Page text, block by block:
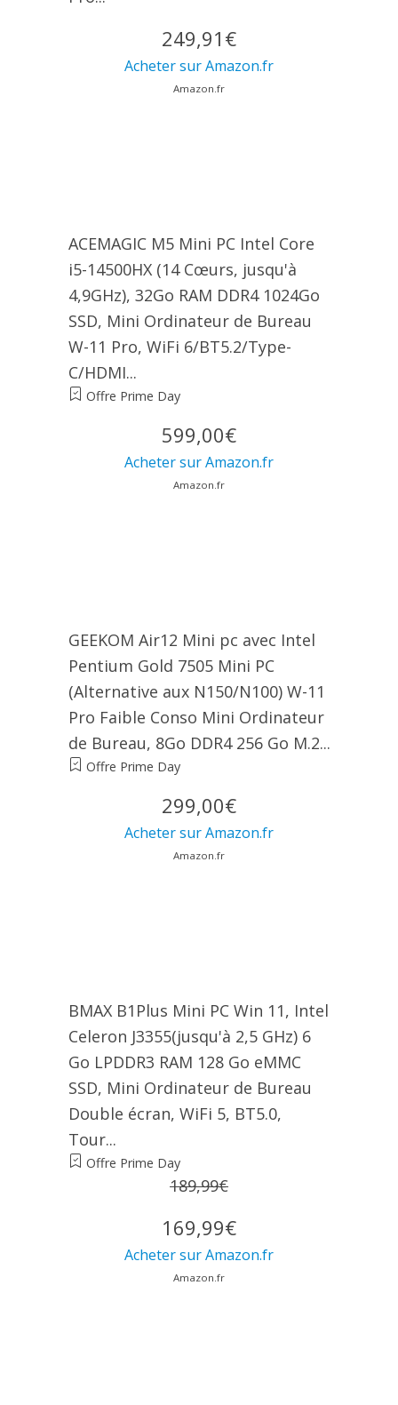
249,91€
Acheter sur Amazon.fr
Amazon.fr
ACEMAGIC M5 Mini PC Intel Core
i5-14500HX (14 Cœurs, jusqu'à
4,9GHz), 32Go RAM DDR4 1024Go
SSD, Mini Ordinateur de Bureau
W-11 Pro, WiFi 6/BT5.2/Type-
C/HDMI...
Offre Prime Day
599,00€
Acheter sur Amazon.fr
Amazon.fr
GEEKOM Air12 Mini pc avec Intel
Pentium Gold 7505 Mini PC
(Alternative aux N150/N100) W-11
Pro Faible Conso Mini Ordinateur
de Bureau, 8Go DDR4 256 Go M.2...
Offre Prime Day
299,00€
Acheter sur Amazon.fr
Amazon.fr
BMAX B1Plus Mini PC Win 11, Intel
Celeron J3355(jusqu'à 2,5 GHz) 6
Go LPDDR3 RAM 128 Go eMMC
SSD, Mini Ordinateur de Bureau
Double écran, WiFi 5, BT5.0,
Tour...
Offre Prime Day
189,99€
169,99€
Acheter sur Amazon.fr
Amazon.fr